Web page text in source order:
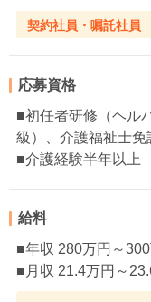
契約社員・嘱託社員
応募資格
■初任者研修（ヘル
級）、介護福祉士免
■介護経験半年以上
給料
■年収 280万円～
■月収 21.4万円～